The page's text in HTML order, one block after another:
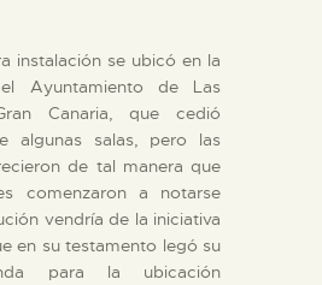
instalación se ubicó en la
Ayuntamiento de Las
Canaria, que cedió
algunas salas, pero las
de tal manera que
comenzaron a notarse
vendría de la iniciativa
en su testamento legó su
para la ubicación